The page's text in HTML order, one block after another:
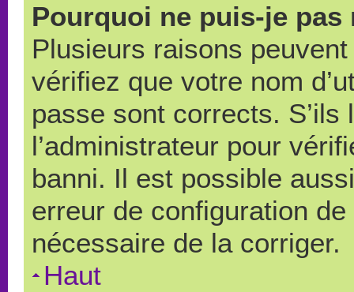
Pourquoi ne puis-je pas
Plusieurs raisons
vérifiez que votre nom
passe sont corrects.
l’administrateur pour
banni. Il est possible
erreur de configuration
nécessaire de la corriger.
Haut